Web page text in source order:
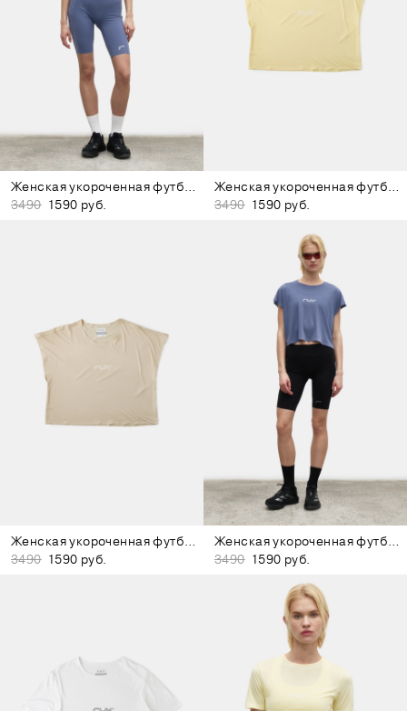
Женская укороченная футболка белая
3490 1590 руб.
Женская укороченная футболка жёлтая
3490 1590 руб.
Женская укороченная футболка бежевая
3490 1590 руб.
Женская укороченная футболка фиолетовая
3490 1590 руб.